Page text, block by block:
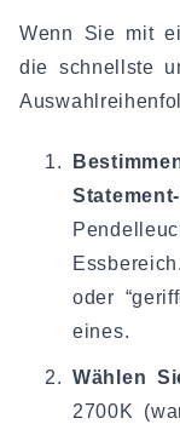
Wenn Sie mit
die schnellste
oder
eines.
Wählen
2700K